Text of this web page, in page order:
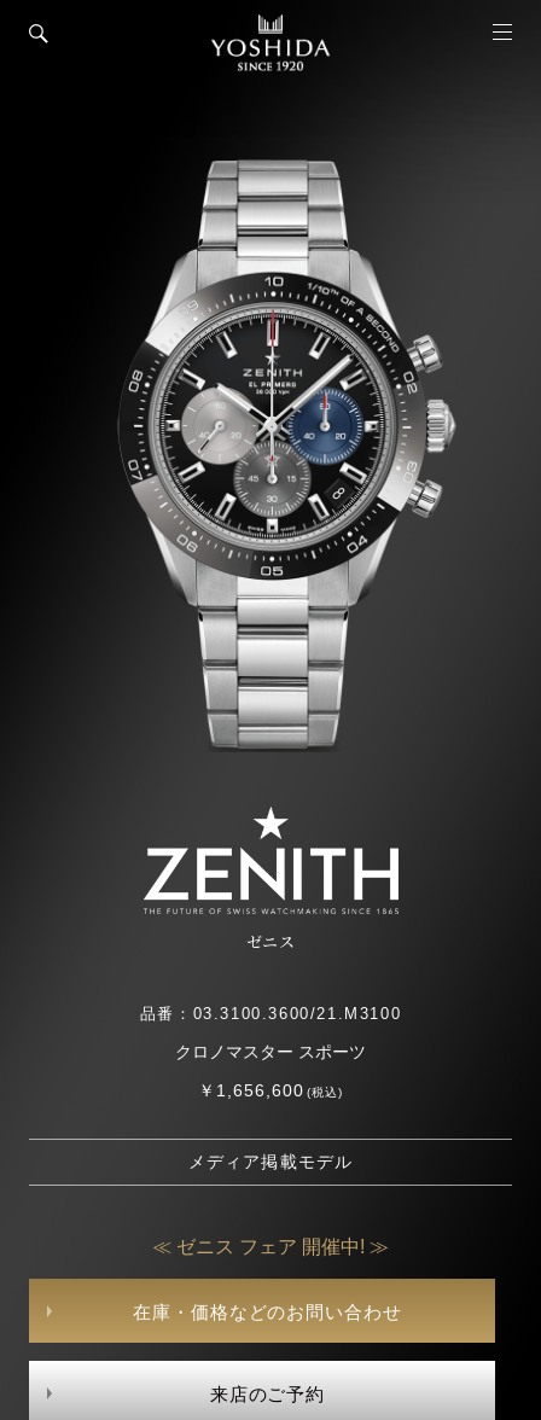
ゼニス
品番：03.3100.3600/21.M3100
クロノマスター スポーツ
￥1,656,600(税込)
メディア掲載モデル
≪ ゼニス フェア 開催中! ≫
在庫・価格などのお問い合わせ
来店のご予約